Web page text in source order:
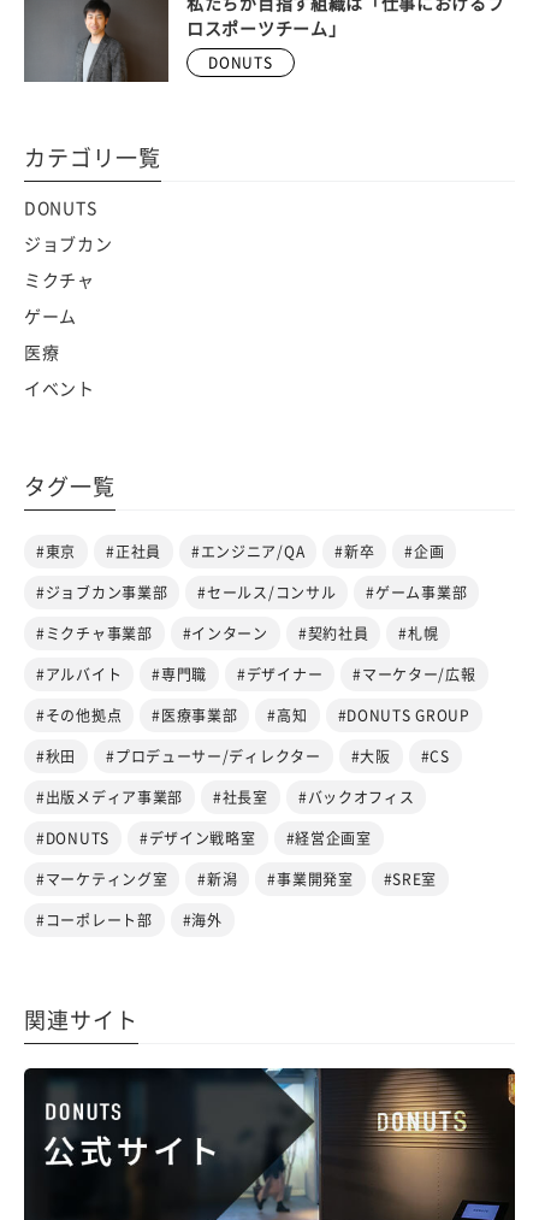
ロスポーツチーム」
DONUTS
カテゴリ一覧
DONUTS
ジョブカン
ミクチャ
ゲーム
医療
イベント
タグ一覧
#東京 #正社員 #エンジニア/QA #新卒 #企画
#ジョブカン事業部 #セールス/コンサル #ゲーム事業部
#ミクチャ事業部 #インターン #契約社員 #札幌
#アルバイト #専門職 #デザイナー #マーケター/広報
#その他拠点 #医療事業部 #高知 #DONUTS GROUP
#秋田 #プロデューサー/ディレクター #大阪 #CS
#出版メディア事業部 #社長室 #バックオフィス
#DONUTS #デザイン戦略室 #経営企画室
#マーケティング室 #新潟 #事業開発室 #SRE室
#コーポレート部 #海外
関連サイト